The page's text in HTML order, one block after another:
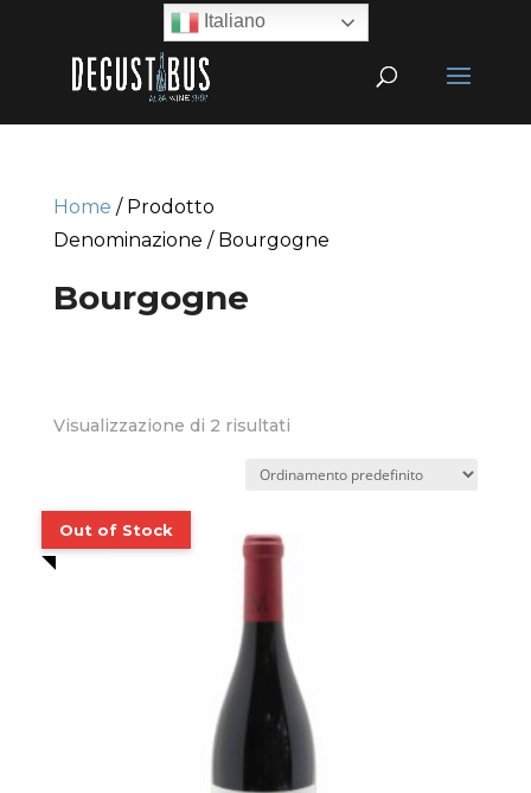
Home / Prodotto
Denominazione / Bourgogne
Bourgogne
Visualizzazione di 2 risultati
Italiano